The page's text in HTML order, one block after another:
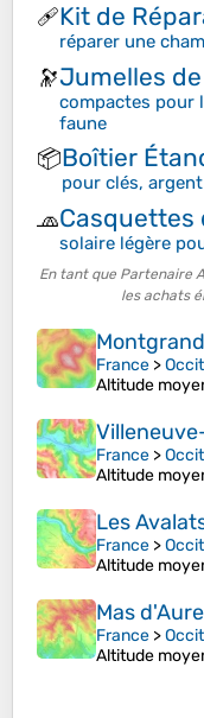
🩹Kit de
réparer une
🔭Jumelles
compactes pour
faune
📦Boîtier
pour clés,
🧢Casquettes
solaire légère
En tant que Partenaire
les achats
Montgrand
France >
Altitude
France >
Altitude
Les
France >
Altitude
Mas
France >
Altitude